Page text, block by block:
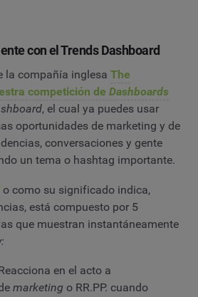
con el Trends Dashboard
la compañía inglesa The
competición de Dashboards
, el cual ya puedes usar
oportunidades de marketing y de
conversaciones y gente
un tema o hashtag importante.
o como su significado indica,
está compuesto por 5
que muestran instantáneamente
en el acto a
marketing o RR.PP. cuando